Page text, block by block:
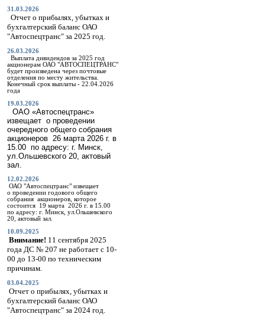
31.03.2026
Отчет о прибылях, убытках и
бухгалтерский баланс ОАО
"Автоспецтранс" за 2025 год.
26.03.2026
Выплата дивидендов за 2025 год
акционерам ОАО "АВТОСПЕЦТРАНС"
будет произведена через почтовые
отделения по месту жительства.
Конечный срок выплаты - 22.04.2026
года
19.03.2026
ОАО «Автоспецтранс»
извещает о проведении
очередного общего собрания
акционеров 26 марта 2026 г. в
15.00 по адресу: г. Минск,
ул.Ольшевского 20, актовый
зал.
12.02.2026
ОАО "Автоспецтранс" извещает
о проведении годового общего
собрания акционеров, которое
состоится 19 марта 2026 г. в 15.00
по адресу: г. Минск, ул.Ольшевского
20, актовый зал.
10.09.2025
Внимание! 11 сентября 2025
года ДС № 207 не работает с 10-
00 до 13-00 по техническим
причинам.
03.04.2025
Отчет о прибылях, убытках и
бухгалтерский баланс ОАО
"Автоспецтранс" за 2024 год.